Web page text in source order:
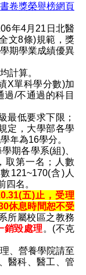
書卷獎榮譽榜網頁
年4月21日北醫
文8條)規範，獎
期學業成績優異
計算。
X單科學分數)加
/不通過的科目
最低要求下限；
定，大學部各學
年為16學分。
期各學系(組)、
取第一名；人數
121~170(含)人
四名。
五)止，受理
休息時間恕不受
所屬校區之教務
銷毀處理 。(不克
、營養學院請至
醫科、醫工、管